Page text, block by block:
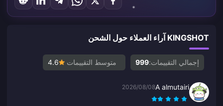
KINGSHOT آراء العملاء حول الشحن
إجمالي التقييمات:999 متوسط التقييمات 4.6
A almutairi
2026/08/08